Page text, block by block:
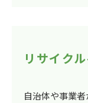
リサイク
自治体や事業